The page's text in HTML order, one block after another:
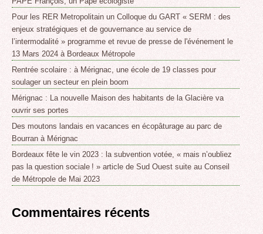
Pour les RER Metropolitain un Colloque du GART « SERM : des
enjeux stratégiques et de gouvernance au service de
l’intermodalité » programme et revue de presse de l'événement le
13 Mars 2024 à Bordeaux Métropole
Rentrée scolaire : à Mérignac, une école de 19 classes pour
soulager un secteur en plein boom
Mérignac : La nouvelle Maison des habitants de la Glacière va
ouvrir ses portes
Des moutons landais en vacances en écopâturage au parc de
Bourran à Mérignac
Bordeaux fête le vin 2023 : la subvention votée, « mais n’oubliez
pas la question sociale ! » article de Sud Ouest suite au Conseil
de Métropole de Mai 2023
Commentaires récents